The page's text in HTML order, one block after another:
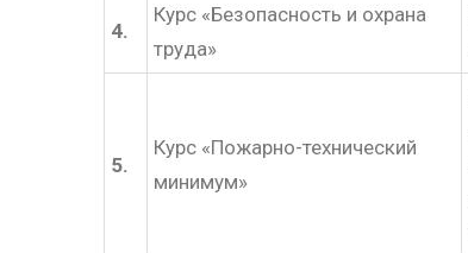
4.
Курс «Безопасность и охрана
труда»
5.
Курс «Пожарно-технический
минимум»